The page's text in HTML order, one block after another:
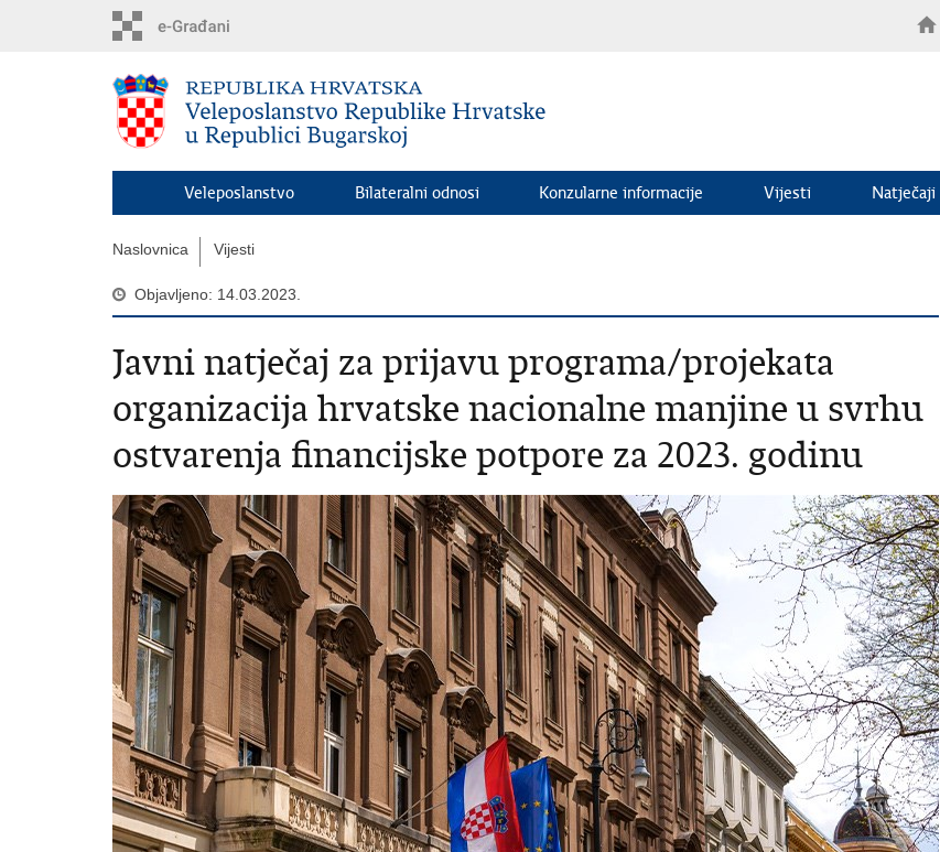
Veleposlanstvo Bilateralni odnosi Konzularne informacije Vijesti Natječaji
Naslovnica Vijesti
Objavljeno: 14.03.2023.
Javni natječaj za prijavu programa/projekata
organizacija hrvatske nacionalne manjine u svrhu
ostvarenja financijske potpore za 2023. godinu